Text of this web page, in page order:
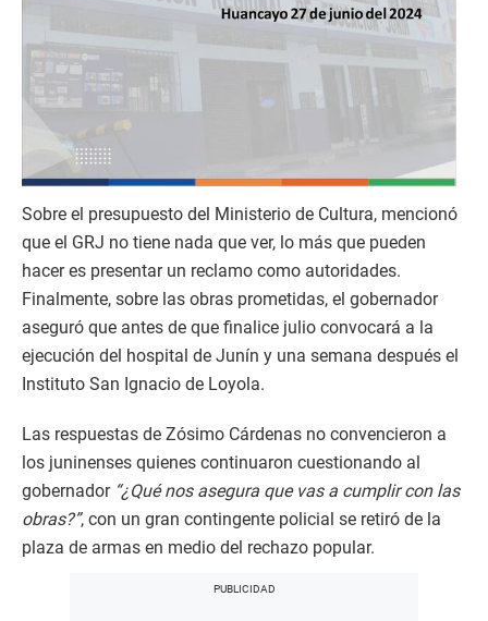
Sobre el presupuesto del Ministerio de Cultura, mencionó
que el GRJ no tiene nada que ver, lo más que pueden
hacer es presentar un reclamo como autoridades.
Finalmente, sobre las obras prometidas, el gobernador
aseguró que antes de que finalice julio convocará a la
ejecución del hospital de Junín y una semana después el
Instituto San Ignacio de Loyola.
Las respuestas de Zósimo Cárdenas no convencieron a
los juninenses quienes continuaron cuestionando al
gobernador“¿Qué nos asegura que vas a cumplir con las
obras?”, con un gran contingente policial se retiró de la
plaza de armas en medio del rechazo popular.